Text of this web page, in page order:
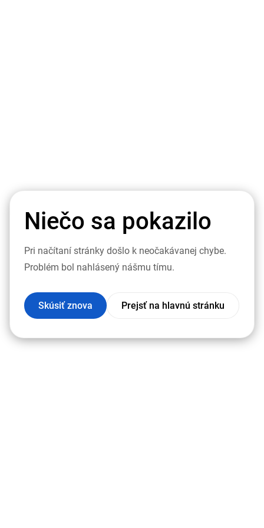
Niečo sa pokazilo
Pri načítaní stránky došlo k neočakávanej chybe.
Problém bol nahlásený nášmu tímu.
Skúsiť znova Prejsť na hlavnú stránku